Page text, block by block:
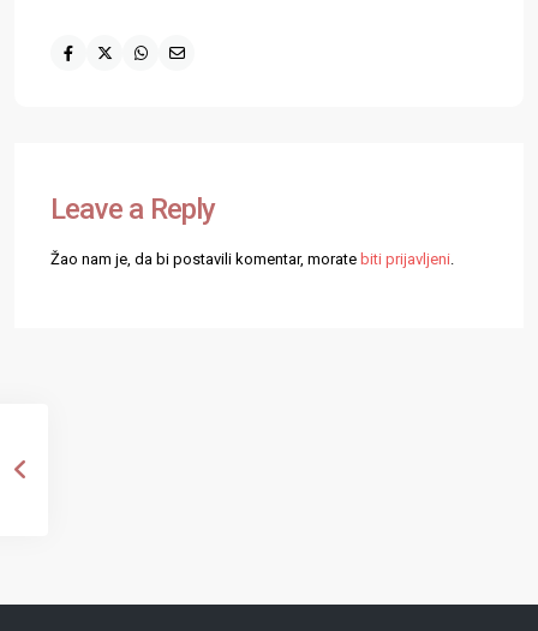
Leave a Reply
Žao nam je, da bi postavili komentar, morate biti prijavljeni.